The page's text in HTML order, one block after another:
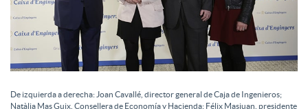
De izquierda a derecha: Joan Cavallé, director general de Caja de Ingenieros;
Natàlia Mas Guix, Consellera de Economía y Hacienda; Félix Masjuan, presidente